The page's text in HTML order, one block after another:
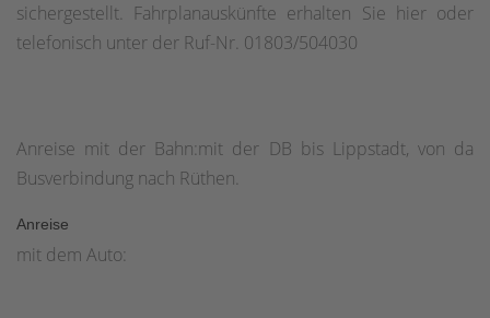
sichergestellt. Fahrplanauskünfte erhalten Sie hier oder
telefonisch unter der Ruf-Nr. 01803/504030
Anreise mit der Bahn:mit der DB bis Lippstadt, von da
Busverbindung nach Rüthen.
Anreise
mit dem Auto: